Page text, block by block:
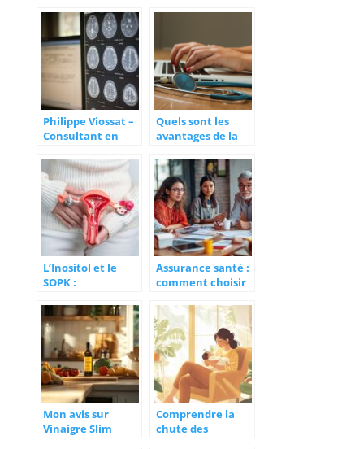
la mauvaise
haleine ?
Philippe Viossat –
Consultant en
médicale
Quels sont les
avantages de la
comptes rendus
médicaux
externalisée ?
L’Inositol et le
SOPK :
Différentes
Formes et leur
Ratio
Assurance santé :
comment choisir
mutuelle pour
vous ?
Mon avis sur
Vinaigre Slim
Comprendre la
chute des